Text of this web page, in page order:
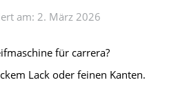
am: 2. März 2026
für carrera?
Lack oder feinen Kanten.